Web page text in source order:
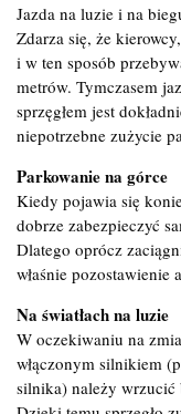
Jazda na luzie i na
Zdarza się, że
i w ten sposób
metrów. Tymczasem
sprzęgłem jest
niepotrzebne zużycie
Parkowanie na górce
Kiedy pojawia się
dobrze zabezpieczyć
Dlatego oprócz
właśnie pozostawienie
Na światłach na luzie
W oczekiwaniu na
włączonym silnikiem
silnika) należy wrzucić